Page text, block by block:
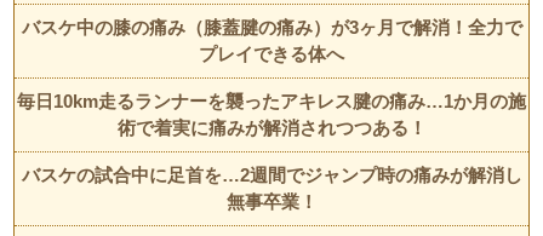
バスケ中の膝の痛み（膝蓋腱の痛み）が3ヶ月で解消！全力で
プレイできる体へ
毎日10km走るランナーを襲ったアキレス腱の痛み…1か月の施
術で着実に痛みが解消されつつある！
バスケの試合中に足首を…2週間でジャンプ時の痛みが解消し
無事卒業！